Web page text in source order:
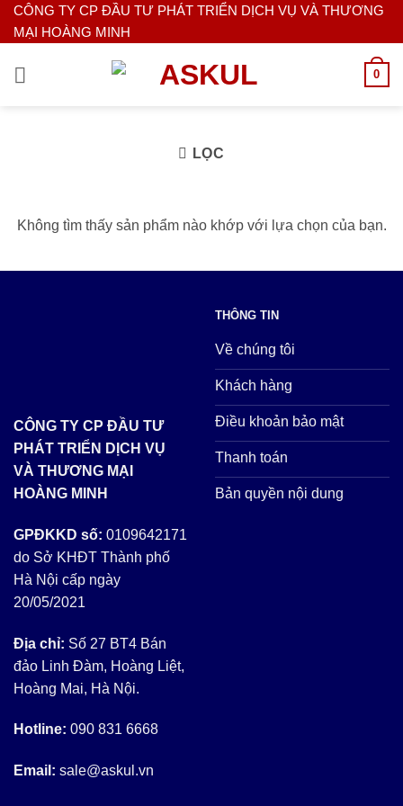
Bỏ
qua
CÔNG TY CP ĐẦU TƯ PHÁT TRIỂN DỊCH VỤ VÀ THƯƠNG
MẠI HOÀNG MINH
0
LỌC
Không tìm thấy sản phẩm nào khớp với lựa chọn của bạn.
CÔNG TY CP ĐẦU TƯ
PHÁT TRIỂN DỊCH VỤ
VÀ THƯƠNG MẠI
HOÀNG MINH
GPĐKKD số: 0109642171
do Sở KHĐT Thành phố
Hà Nội cấp ngày
20/05/2021
Địa chỉ: Số 27 BT4 Bán
đảo Linh Đàm, Hoàng Liệt,
Hoàng Mai, Hà Nội.
Hotline: 090 831 6668
Email: sale@askul.vn
THÔNG TIN
Về chúng tôi
Khách hàng
Điều khoản bảo mật
Thanh toán
Bản quyền nội dung